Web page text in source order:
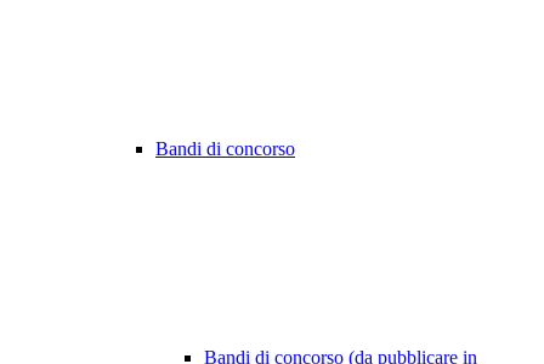
Bandi di concorso
Bandi di concorso (da pubblicare in